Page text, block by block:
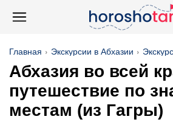
Главная Экскурсии в Абхазии
Абхазия во всей
путешествие по
местам (из Гагры)